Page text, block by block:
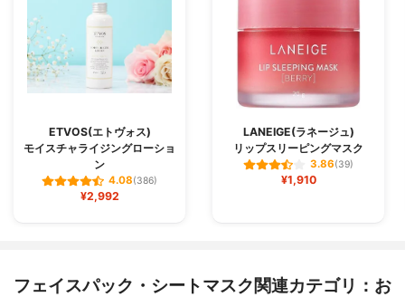
ETVOS(エトヴォス)
モイスチャライジングローショ
ン
4.08(386)
¥2,992
LANEIGE(ラネージュ)
リップスリーピングマスク
3.86(39)
¥1,910
フェイスパック・シートマスク関連カテゴリ：お